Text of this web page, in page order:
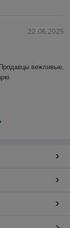
22.06.2025
вежливые,